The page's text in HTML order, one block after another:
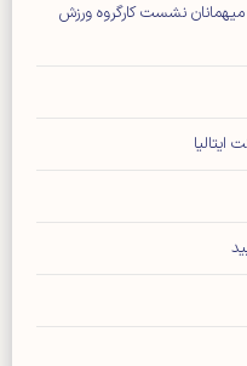
نشست کارگروه ورزش